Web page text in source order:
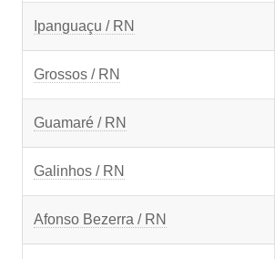
Ipanguaçu / RN
Grossos / RN
Guamaré / RN
Galinhos / RN
Afonso Bezerra / RN